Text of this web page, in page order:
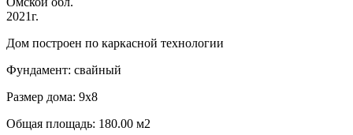
2021г.
Дом построен по каркасной технологии
Фундамент: свайный
Размер дома: 9х8
Общая площадь: 180.00 м2